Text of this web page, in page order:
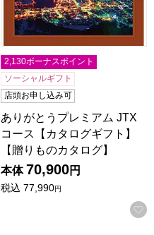
に入りに登録する
2,130ボーナスポイント
ソーシャルギフト
店頭お申し込み可
ありがとうプレミアム JTX
コース【カタログギフト】
【贈りものカタログ】
本体 70,900円
税込 77,990円